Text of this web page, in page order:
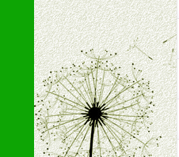
十一、公司支持
1、免费人员培训支持
由销售明星、业务拓展能
2、终端宣传品支持
提供全国统一的产品手册
3、大型促销活动支持
根据市场开发需要，为代
专业的孕婴童媒体、杂志